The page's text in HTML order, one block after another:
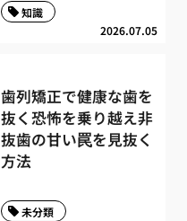
2026.07.05
知識
歯列矯正で健康な歯を
抜く恐怖を乗り越え非
抜歯の甘い罠を見抜く
方法
未分類